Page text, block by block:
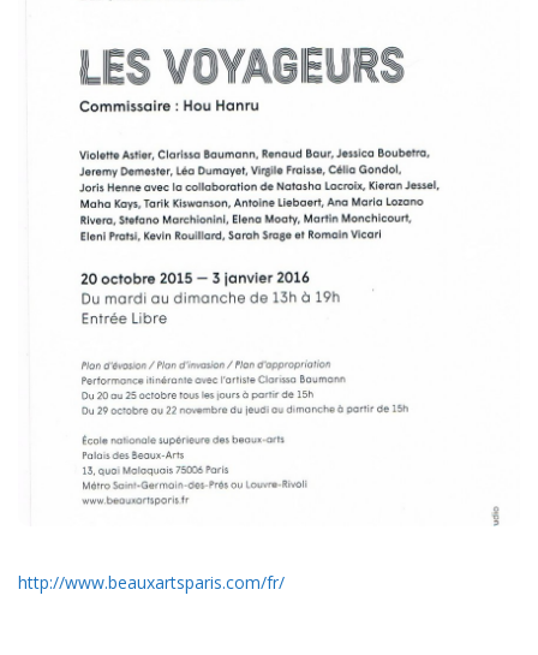
http://www.beauxartsparis.com/fr/